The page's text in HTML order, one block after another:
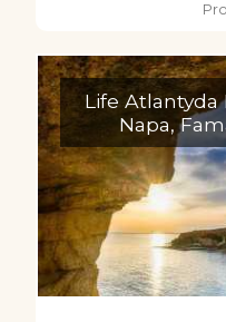
Life Atlantyda
Napa,